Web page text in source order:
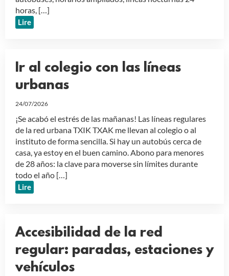
horas, […]
Lire
Ir al colegio con las líneas
urbanas
24/07/2026
¡Se acabó el estrés de las mañanas! Las líneas regulares
de la red urbana TXIK TXAK me llevan al colegio o al
instituto de forma sencilla. Si hay un autobús cerca de
casa, ya estoy en el buen camino. Abono para menores
de 28 años: la clave para moverse sin límites durante
todo el año […]
Lire
Accesibilidad de la red
regular: paradas, estaciones y
vehículos